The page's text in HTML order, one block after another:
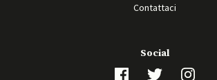
Contattaci
Social